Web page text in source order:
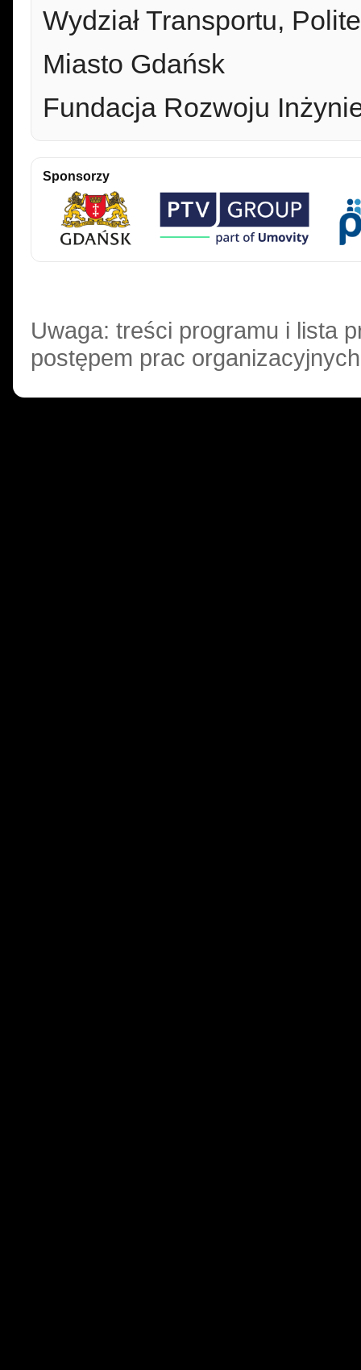
Wydział Transportu,
Miasto Gdańsk
Fundacja Rozwoju
Sponsorzy
Uwaga: treści programu i lista
postępem prac